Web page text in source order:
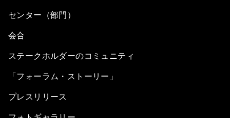
センター（部門）
会合
ステークホルダーのコミュニティ
「フォーラム・ストーリー」
プレスリリース